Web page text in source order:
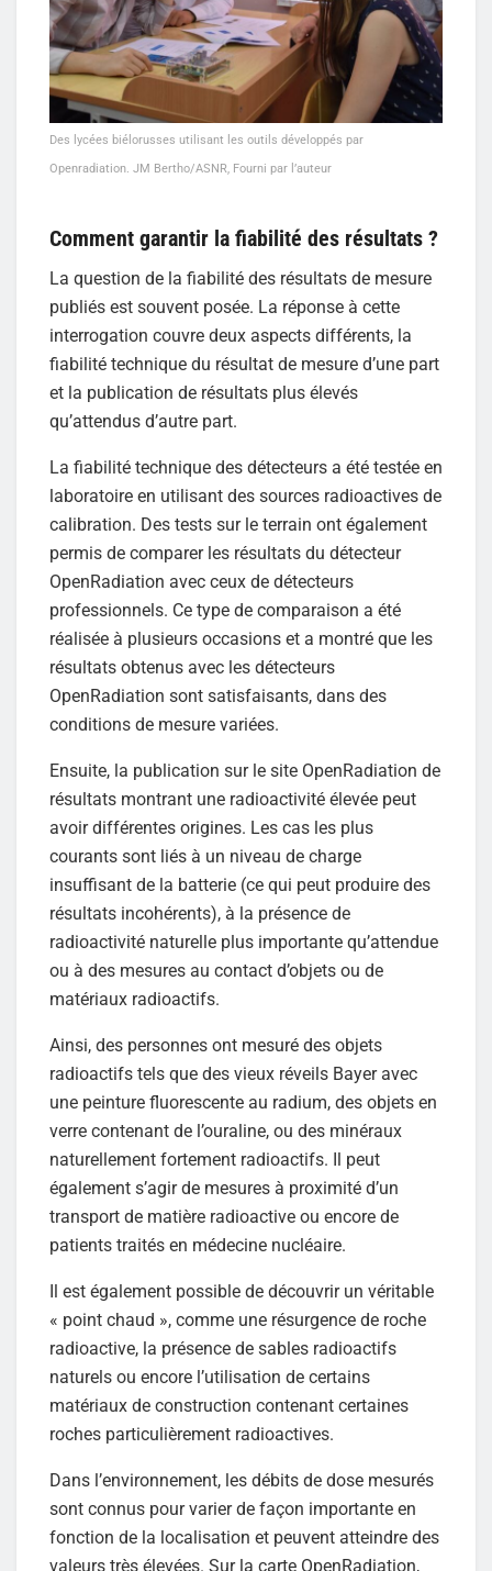
Des lycées biélorusses utilisant les outils développés par
Openradiation. JM Bertho/ASNR, Fourni par l’auteur
Comment garantir la fiabilité des résultats ?
La question de la fiabilité des résultats de mesure
publiés est souvent posée. La réponse à cette
interrogation couvre deux aspects différents, la
fiabilité technique du résultat de mesure d’une part
et la publication de résultats plus élevés
qu’attendus d’autre part.
La fiabilité technique des détecteurs a été testée en
laboratoire en utilisant des sources radioactives de
calibration. Des tests sur le terrain ont également
permis de comparer les résultats du détecteur
OpenRadiation avec ceux de détecteurs
professionnels. Ce type de comparaison a été
réalisée à plusieurs occasions et a montré que les
résultats obtenus avec les détecteurs
OpenRadiation sont satisfaisants, dans des
conditions de mesure variées.
Ensuite, la publication sur le site OpenRadiation de
résultats montrant une radioactivité élevée peut
avoir différentes origines. Les cas les plus
courants sont liés à un niveau de charge
insuffisant de la batterie (ce qui peut produire des
résultats incohérents), à la présence de
radioactivité naturelle plus importante qu’attendue
ou à des mesures au contact d’objets ou de
matériaux radioactifs.
Ainsi, des personnes ont mesuré des objets
radioactifs tels que des vieux réveils Bayer avec
une peinture fluorescente au radium, des objets en
verre contenant de l’ouraline, ou des minéraux
naturellement fortement radioactifs. Il peut
également s’agir de mesures à proximité d’un
transport de matière radioactive ou encore de
patients traités en médecine nucléaire.
Il est également possible de découvrir un véritable
« point chaud », comme une résurgence de roche
radioactive, la présence de sables radioactifs
naturels ou encore l’utilisation de certains
matériaux de construction contenant certaines
roches particulièrement radioactives.
Dans l’environnement, les débits de dose mesurés
sont connus pour varier de façon importante en
fonction de la localisation et peuvent atteindre des
valeurs très élevées. Sur la carte OpenRadiation,